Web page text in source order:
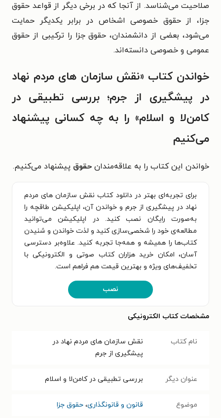
صلاحیت می‌شناسد. از آنجا که در برخی دیگر از قواعد حقوق
جزا، از حقوق خصوصی اشخاص در برابر یکدیگر حمایت
می‌شود، بعضی از دانشمندان، حقوق جزا را ترکیبی از حقوق
عمومی و خصوصی دانسته‌اند.
خواندن کتاب «نقش سازمان های مردم نهاد
در پیشگیری از جرم؛ بررسی تطبیقی در
کامن‌لا و اسلام» را به چه کسانی پیشنهاد
می‌کنیم
خواندن این کتاب را به علاقه‌‌‌مندان حقوق پیشنهاد می‌کنیم.
برای تجربه‌ای بهتر در دانلود کتاب نقش سازمان های مردم
نهاد در پیشگیری از جرم و خواندن آن، اپلیکیشن طاقچه را
به‌صورت رایگان نصب کنید. در اپلیکیشن می‌توانید
مطالعه‌ی خود را شخصی‌سازی کنید و لذت خواندن و شنیدن
کتاب‌ها را همیشه و همه‌جا تجربه کنید. علاوه‌بر دسترسی
آسان، امکان خرید هزاران کتاب صوتی و الکترونیکی با
تخفیف‌های ویژه و بهترین قیمت هم فراهم است.
نصب
مشخصات کتاب الکترونیکی
نام کتاب
نقش سازمان های مردم نهاد در
پیشگیری از جرم
عنوان دیگر بررسی تطبیقی در کامن‌لا و اسلام
موضوع قانون و قانونگذاری، حقوق جزا